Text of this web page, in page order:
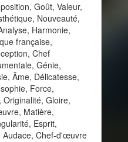
Goût, Valeur,
Nouveauté,
Harmonie,
française,
Chef
Génie,
Âme, Délicatesse,
Force,
Gloire,
Matière,
Esprit,
Audace, Chef-d'œuvre